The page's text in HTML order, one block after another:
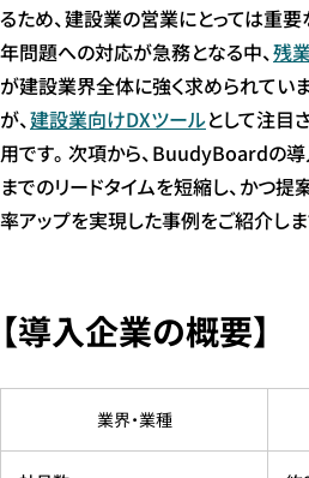
るため、建設業の営業にとっては重要
年問題への対応が急務となる中、残
が建設業界全体に強く求められてい
が、建設業向けDXツールとして注目
用です。次項から、BuudyBoardの
までのリードタイムを短縮し、かつ
率アップを実現した事例をご紹介しま
【導入企業の概要】
業界・業種